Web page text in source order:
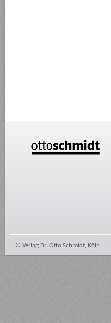
© Verlag Dr. Otto Schmidt, Köln